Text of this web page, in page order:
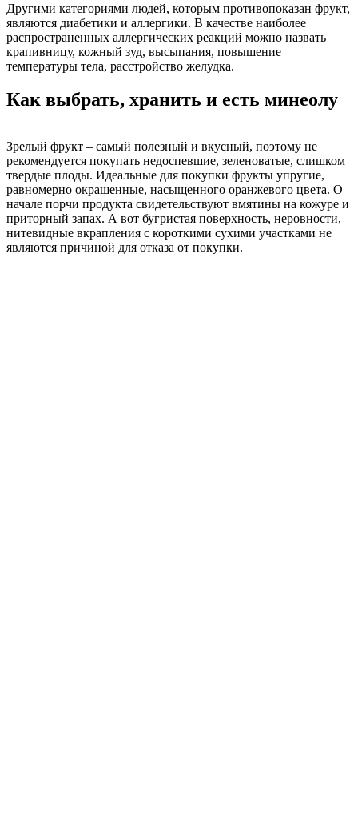
Другими категориями людей, которым противопоказан фрукт,
являются диабетики и аллергики. В качестве наиболее
распространенных аллергических реакций можно назвать
крапивницу, кожный зуд, высыпания, повышение
температуры тела, расстройство желудка.
Как выбрать, хранить и есть минеолу
Зрелый фрукт – самый полезный и вкусный, поэтому не
рекомендуется покупать недоспевшие, зеленоватые, слишком
твердые плоды. Идеальные для покупки фрукты упругие,
равномерно окрашенные, насыщенного оранжевого цвета. О
начале порчи продукта свидетельствуют вмятины на кожуре и
приторный запах. А вот бугристая поверхность, неровности,
нитевидные вкрапления с короткими сухими участками не
являются причиной для отказа от покупки.